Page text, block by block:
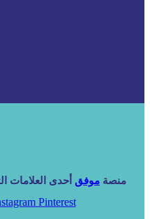
منصة موفق أحدى العلامات
Pinterest